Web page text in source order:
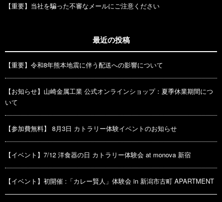
【重要】当社を騙った不審なメールにご注意ください
最近の投稿
【重要】令和8年熊本地震に伴う配送への影響について
【お知らせ】山崎金属工業 公式オンラインショップ：夏季休業期間につ
いて
【参加費無料】 8月3日 カトラリー体験イベントのお知らせ
【イベント】7/12 洋食器の日 カトラリー体験会 at monova 新宿
【イベント】初開催 :「カレー賢人」体験会 in 新潟市古町 APARTMENT